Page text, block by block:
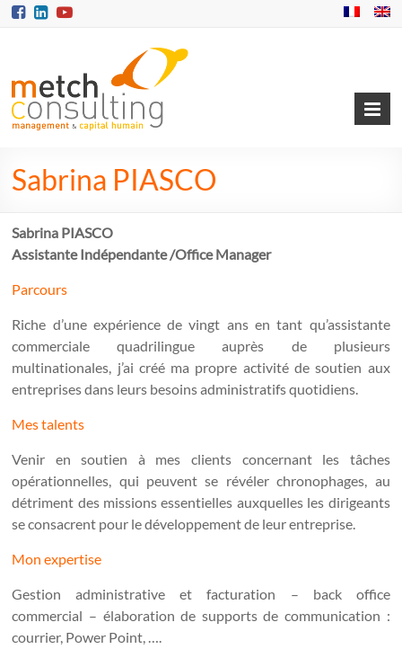
Skip
Sabrina PIASCO
Sabrina PIASCO
Assistante Indépendante /Office Manager
Parcours
Riche d’une expérience de vingt ans en tant qu’assistante
commerciale quadrilingue auprès de plusieurs
multinationales, j’ai créé ma propre activité de soutien aux
entreprises dans leurs besoins administratifs quotidiens.
Mes talents
Venir en soutien à mes clients concernant les tâches
opérationnelles, qui peuvent se révéler chronophages, au
détriment des missions essentielles auxquelles les dirigeants
se consacrent pour le développement de leur entreprise.
Mon expertise
Gestion administrative et facturation – back office
commercial – élaboration de supports de communication :
courrier, Power Point, ….